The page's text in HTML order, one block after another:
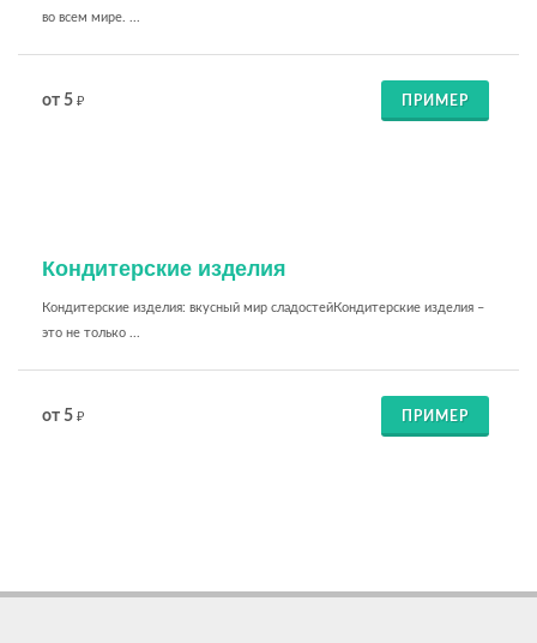
во всем мире. ...
от 5 ₽ ПРИМЕР
Кондитерские изделия
Кондитерские изделия: вкусный мир сладостейКондитерские изделия –
это не только ...
от 5 ₽ ПРИМЕР